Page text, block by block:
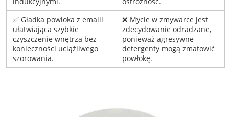
✅ Gładka powłoka z emalii
ułatwiająca szybkie
czyszczenie wnętrza bez
konieczności uciążliwego
szorowania.
❌ Mycie w zmywarce jest
zdecydowanie odradzane,
ponieważ agresywne
detergenty mogą zmatowić
powłokę.